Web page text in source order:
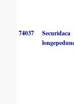
74037
Securidaca